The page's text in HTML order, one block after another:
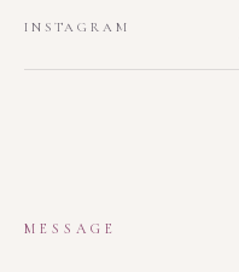
INSTAGRAM
MESSAGE